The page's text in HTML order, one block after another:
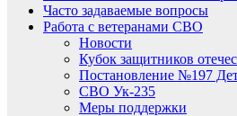
Часто задаваемые вопросы
Работа с ветеранами СВО
Новости
Кубок защитников
Постановление №197
СВО Ук-235
Меры поддержки